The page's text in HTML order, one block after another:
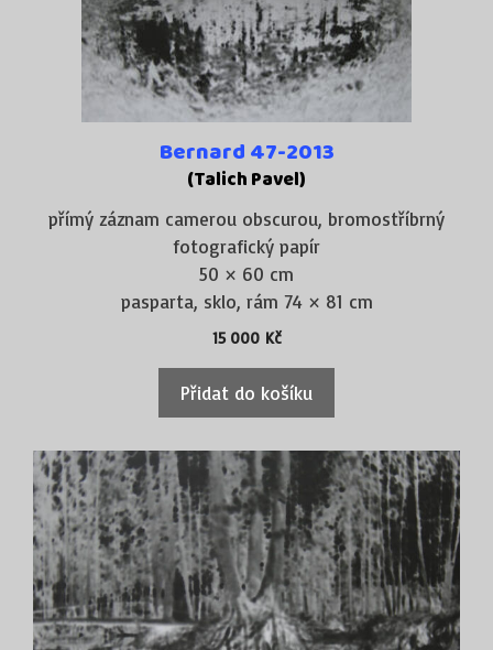
Bernard 47-2013
(Talich Pavel)
přímý záznam camerou obscurou, bromostříbrný
fotografický papír
50 × 60 cm
pasparta, sklo, rám 74 × 81 cm
15 000 Kč
Přidat do košíku